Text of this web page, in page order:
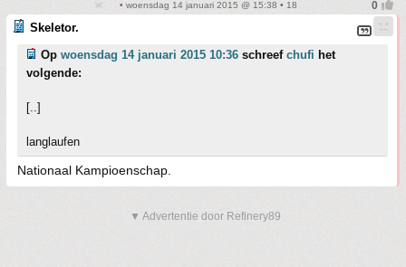
• woensdag 14 januari 2015 @ 15:38 • 18
Skeletor.
Op woensdag 14 januari 2015 10:36 schreef chufi het
volgende:
[..]
langlaufen
Nationaal Kampioenschap.
▼ Advertentie door Refinery89